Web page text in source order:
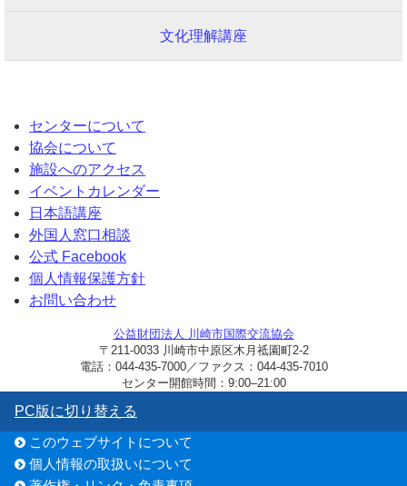
文化理解講座
センターについて
協会について
施設へのアクセス
イベントカレンダー
日本語講座
外国人窓口相談
公式 Facebook
個人情報保護方針
お問い合わせ
公益財団法人 川崎市国際交流協会
〒211-0033 川崎市中原区木月祗園町2-2
電話：044-435-7000／ファクス：044-435-7010
センター開館時間：9:00–21:00
PC版に切り替える
このウェブサイトについて
個人情報の取扱いについて